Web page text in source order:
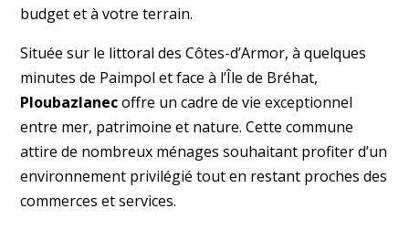
budget et à votre terrain.
Située sur le littoral des Côtes-d’Armor, à quelques
minutes de Paimpol et face à l’Île de Bréhat,
Ploubazlanecoffre un cadre de vie exceptionnel
entre mer, patrimoine et nature. Cette commune
attire de nombreux ménages souhaitant profiter d’un
environnement privilégié tout en restant proches des
commerces et services.